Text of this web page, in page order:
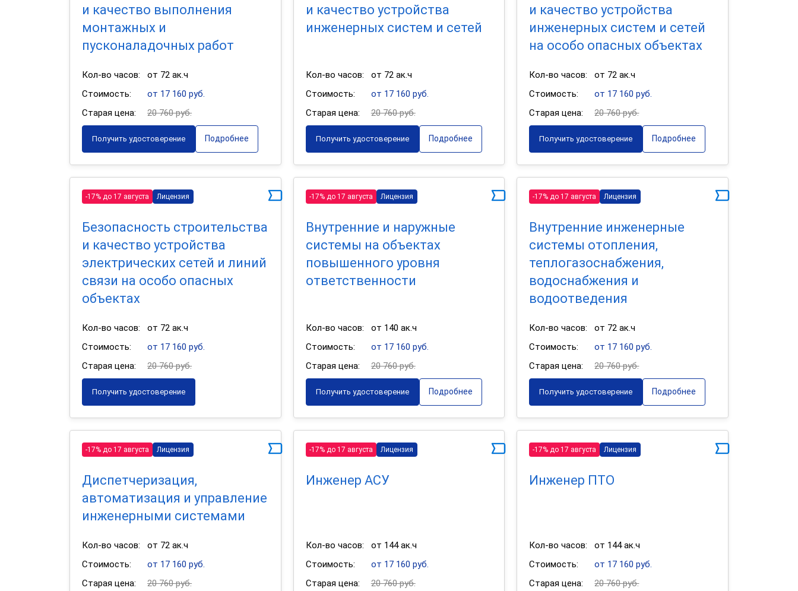
и качество выполнения
монтажных и
пусконаладочных работ
Кол-во часов:
от 72 ак.ч
Стоимость:
от 17 160 руб.
Старая цена:
20 760 руб.
Получить удостоверение Подробнее
и качество устройства
инженерных систем и сетей
Кол-во часов:
от 72 ак.ч
Стоимость:
от 17 160 руб.
Старая цена:
20 760 руб.
Получить удостоверение Подробнее
и качество устройства
инженерных систем и сетей
на особо опасных объектах
Кол-во часов:
от 72 ак.ч
Стоимость:
от 17 160 руб.
Старая цена:
20 760 руб.
Получить удостоверение Подробнее
-17% до 17 августа Лицензия
Безопасность строительства
и качество устройства
электрических сетей и линий
связи на особо опасных
объектах
Кол-во часов:
от 72 ак.ч
Стоимость:
от 17 160 руб.
Старая цена:
20 760 руб.
Получить удостоверение
-17% до 17 августа Лицензия
Внутренние и наружные
системы на объектах
повышенного уровня
ответственности
Кол-во часов:
от 140 ак.ч
Стоимость:
от 17 160 руб.
Старая цена:
20 760 руб.
Получить удостоверение Подробнее
-17% до 17 августа Лицензия
Внутренние инженерные
системы отопления,
теплогазоснабжения,
водоснабжения и
водоотведения
Кол-во часов:
от 72 ак.ч
Стоимость:
от 17 160 руб.
Старая цена:
20 760 руб.
Получить удостоверение Подробнее
-17% до 17 августа Лицензия
Диспетчеризация,
автоматизация и управление
инженерными системами
Кол-во часов:
от 72 ак.ч
Стоимость:
от 17 160 руб.
Старая цена:
20 760 руб.
-17% до 17 августа Лицензия
Инженер АСУ
Кол-во часов:
от 144 ак.ч
Стоимость:
от 17 160 руб.
Старая цена:
20 760 руб.
-17% до 17 августа Лицензия
Инженер ПТО
Кол-во часов:
от 144 ак.ч
Стоимость:
от 17 160 руб.
Старая цена:
20 760 руб.